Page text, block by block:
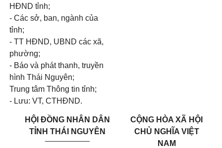
HĐND tỉnh;
- Các sở, ban, ngành của
tỉnh;
- TT HĐND, UBND các xã,
phường;
- Báo và phát thanh, truyền
hình Thái Nguyên;
Trung tâm Thông tin tỉnh;
- Lưu: VT, CTHĐND.
HỘI ĐỒNG NHÂN DÂN
TỈNH THÁI NGUYÊN
CỘNG HÒA XÃ HỘI
CHỦ NGHĨA VIỆT
NAM